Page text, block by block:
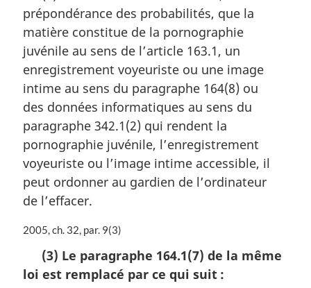
i
l
e
:
e
m
r
g
i
a
l
e
:
prépondérance des probabilités, que la
matière constitue de la pornographie
juvénile au sens de l’article 163.1, un
enregistrement voyeuriste ou une image
intime au sens du paragraphe 164(8) ou
des données informatiques au sens du
paragraphe 342.1(2) qui rendent la
pornographie juvénile, l’enregistrement
voyeuriste ou l’image intime accessible, il
peut ordonner au gardien de l’ordinateur
de l’effacer.
N
e
2005, ch. 32, par. 9(3)
(3) Le paragraphe 164.1(7) de la même
loi est remplacé par ce qui suit :